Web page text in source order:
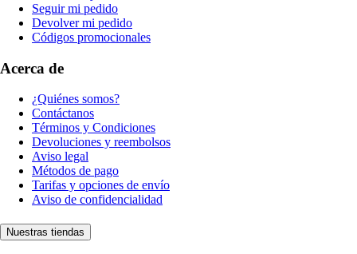
Seguir mi pedido
Devolver mi pedido
Códigos promocionales
Acerca de
¿Quiénes somos?
Contáctanos
Términos y Condiciones
Devoluciones y reembolsos
Aviso legal
Métodos de pago
Tarifas y opciones de envío
Aviso de confidencialidad
Nuestras tiendas